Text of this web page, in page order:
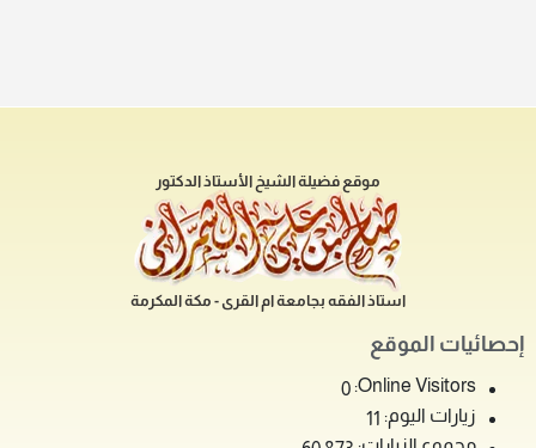
موقع فضيلة الشيخ الأستاذ الدكتور
استاذ الفقه بجامعة ام القرى - مكة المكرمة
إحصائيات الموقع
Online Visitors:
0
زيارات اليوم: 11